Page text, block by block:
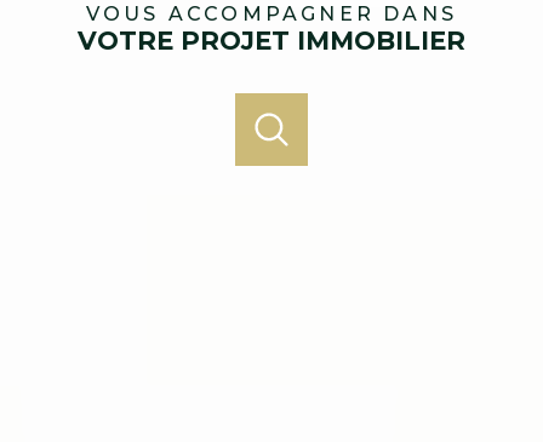
VOUS ACCOMPAGNER DANS
VOTRE PROJET IMMOBILIER